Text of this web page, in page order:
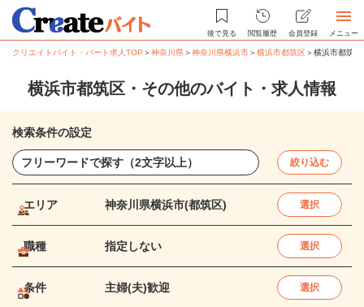
後で見る 閲覧履歴 会員登録 メニュー
クリエイトバイト・パート求人TOP ＞神奈川県＞神奈川県横浜市＞横浜市都筑区＞横浜市都筑
横浜市都筑区・その他のバイト・求人情報
検索条件の設定
絞り込む
エリア 神奈川県横浜市(都筑区) 選択
職種 指定しない 選択
条件 主婦(夫)歓迎 選択